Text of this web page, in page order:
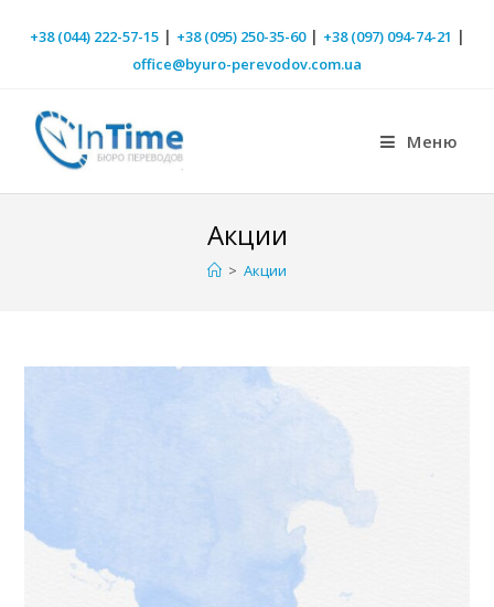
+38 (044) 222-57-15| +38 (095) 250-35-60| +38 (097) 094-74-21 |
office@byuro-perevodov.com.ua
Меню
Акции
> Акции